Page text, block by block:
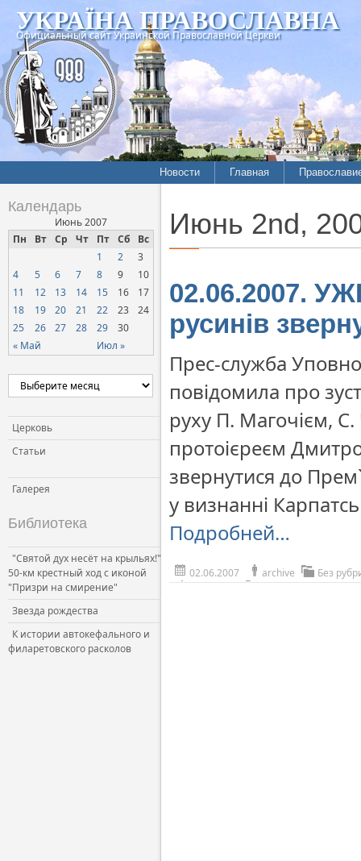
УКРАЇНА ПРАВОСЛАВНА
Официальный сайт Украинской Православной Церкви
Новости Главная
Календарь
Июнь 2007
Пн
Вт Ср Чт Пт Сб Вс
« Май Июл »
1 2
3
4
5 6 7 8 9
10
11
12 13 14 15 16
17
18
19 20 21 22 23
24
25
26 27 28 29 30
Церковь
Статьи
Галерея
Библиотека
"Святой дух несёт на крыльях!"
50-км крестный ход с иконой
"Призри на смирение"
Звезда рождества
К истории автокефального и
филаретовского расколов
Июнь 2nd,
02.06.2007.
русинів
Прес-служба
повідомила про
руху П. Магочієм,
протоієреєм
звернутися до
у визнанні
Подробней…
02.06.2007 archive Без